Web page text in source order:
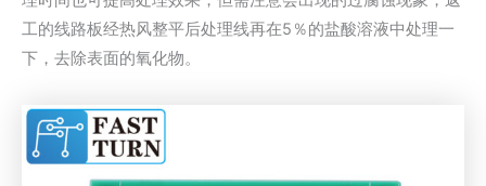
工的线路板经热风整平后处理线再在5％的盐酸溶液中处理一
下，去除表面的氧化物。